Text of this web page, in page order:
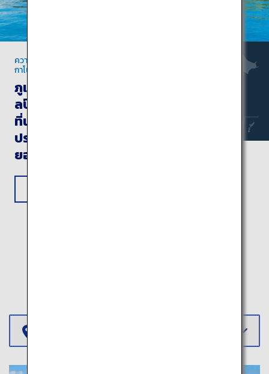
ภูเขาไฟฟูจิและเจแปนแอ
ลป์: การผจญภัยกลางแจ้ง
ที่น่าตื่นเต้นและสัมผัส
ประสบการณ์วัฒนธรรมที่
ยอดเยี่ยม
ความสนุกสนานในหน้าร้อนในยามานาชิและนา
กาโน่